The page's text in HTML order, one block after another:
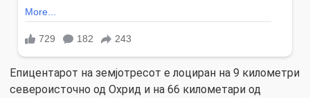
Епицентарот на земјотресот е лоциран на 9 километри
североисточно од Охрид и на 66 километари од